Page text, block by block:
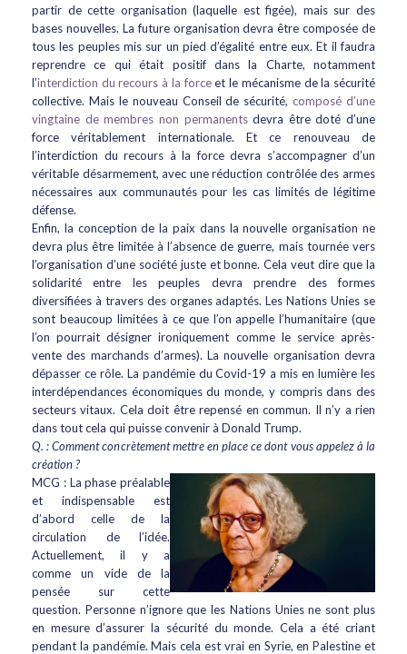
partir de cette organisation (laquelle est figée), mais sur des
bases nouvelles. La future organisation devra être composée de
tous les peuples mis sur un pied d’égalité entre eux. Et il faudra
reprendre ce qui était positif dans la Charte, notamment
l’interdiction du recours à la forceet le mécanisme de la sécurité
collective. Mais le nouveau Conseil de sécurité,composé d’une
vingtaine de membres non permanentsdevra être doté d’une
force véritablement internationale. Et ce renouveau de
l’interdiction du recours à la force devra s’accompagner d’un
véritable désarmement, avec une réduction contrôlée des armes
nécessaires aux communautés pour les cas limités de légitime
défense.
Enfin, la conception de la paix dans la nouvelle organisation ne
devra plus être limitée à l’absence de guerre, mais tournée vers
l’organisation d’une société juste et bonne. Cela veut dire que la
solidarité entre les peuples devra prendre des formes
diversifiées à travers des organes adaptés. Les Nations Unies se
sont beaucoup limitées à ce que l’on appelle l’humanitaire (que
l’on pourrait désigner ironiquement comme le service après-
vente des marchands d’armes). La nouvelle organisation devra
dépasser ce rôle. La pandémie du Covid-19 a mis en lumière les
interdépendances économiques du monde, y compris dans des
secteurs vitaux. Cela doit être repensé en commun. Il n’y a rien
dans tout cela qui puisse convenir à Donald Trump.
Q. : Comment concrètement mettre en place ce dont vous appelez à la
création ?
MCG : La phase préalable
et indispensable est
d’abord celle de la
circulation de l’idée.
Actuellement, il y a
comme un vide de la
pensée sur cette
question. Personne n’ignore que les Nations Unies ne sont plus
en mesure d’assurer la sécurité du monde. Cela a été criant
pendant la pandémie. Mais cela est vrai en Syrie, en Palestine et